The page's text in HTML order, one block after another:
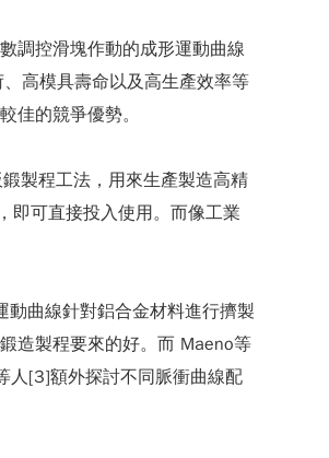
調控滑塊作動的成形運動曲線
高模具壽命以及高生產效率等
佳的競爭優勢。
製程工法，用來生產製造高精
即可直接投入使用。而像工業
曲線針對鋁合金材料進行擠製
造製程要來的好。而 Maeno等
人[3]額外探討不同脈衝曲線配